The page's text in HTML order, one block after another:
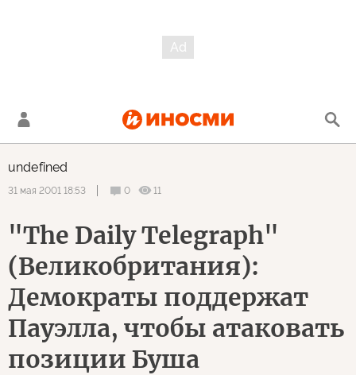
undefined
31 мая 2001 18:53 0 11
"The Daily Telegraph"
(Великобритания):
Демократы поддержат
Пауэлла, чтобы атаковать
позиции Буша